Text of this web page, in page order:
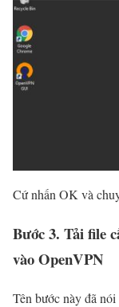
Cứ nhấn OK và
Bước 3. Tải file
vào OpenVPN
Tên bước này đã